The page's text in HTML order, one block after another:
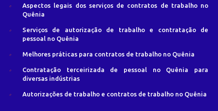
Aspectos legais dos serviços de contratos de trabalho no
Quênia
Serviços de autorização de trabalho e contratação de
pessoal no Quênia
Melhores práticas para contratos de trabalho no Quênia
Contratação terceirizada de pessoal no Quênia para
diversas indústrias
Autorizações de trabalho e contratos de trabalho no Quênia